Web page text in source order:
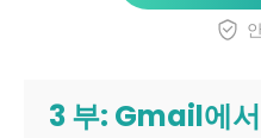
3 부: Gmail에